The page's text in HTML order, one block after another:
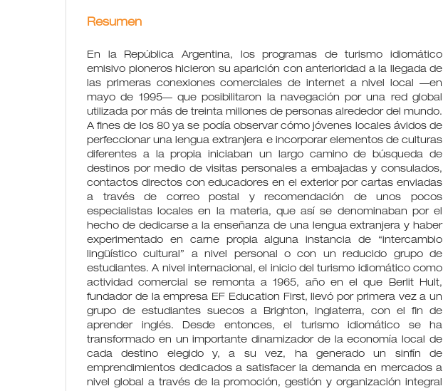
Resumen
En la República Argentina, los programas de turismo idiomático
emisivo pioneros hicieron su aparición con anterioridad a la llegada de
las primeras conexiones comerciales de internet a nivel local —en
mayo de 1995— que posibilitaron la navegación por una red global
utilizada por más de treinta millones de personas alrededor del mundo.
A fines de los 80 ya se podía observar cómo jóvenes locales ávidos de
perfeccionar una lengua extranjera e incorporar elementos de culturas
diferentes a la propia iniciaban un largo camino de búsqueda de
destinos por medio de visitas personales a embajadas y consulados,
contactos directos con educadores en el exterior por cartas enviadas
a través de correo postal y recomendación de unos pocos
especialistas locales en la materia, que así se denominaban por el
hecho de dedicarse a la enseñanza de una lengua extranjera y haber
experimentado en carne propia alguna instancia de “intercambio
lingüístico cultural” a nivel personal o con un reducido grupo de
estudiantes. A nivel internacional, el inicio del turismo idiomático como
actividad comercial se remonta a 1965, año en el que Berlit Hult,
fundador de la empresa EF Education First, llevó por primera vez a un
grupo de estudiantes suecos a Brighton, Inglaterra, con el fin de
aprender inglés. Desde entonces, el turismo idiomático se ha
transformado en un importante dinamizador de la economía local de
cada destino elegido y, a su vez, ha generado un sinfín de
emprendimientos dedicados a satisfacer la demanda en mercados a
nivel global a través de la promoción, gestión y organización integral